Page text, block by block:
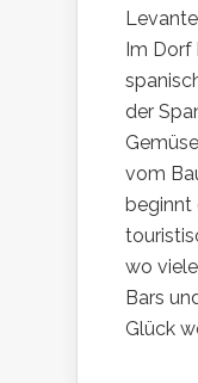
Im Dorf
der
vom
beginnt
wo
Bars
Glück